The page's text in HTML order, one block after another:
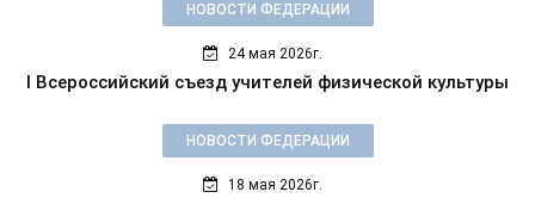
НОВОСТИ ФЕДЕРАЦИИ
24 мая 2026г.
I Всероссийский съезд учителей физической культуры
НОВОСТИ ФЕДЕРАЦИИ
18 мая 2026г.